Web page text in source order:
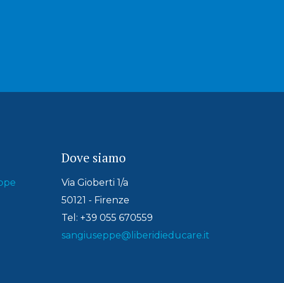
Dove siamo
Via Gioberti 1/a
50121 - Firenze
Tel: +39 055 670559
sangiuseppe@liberidieducare.it